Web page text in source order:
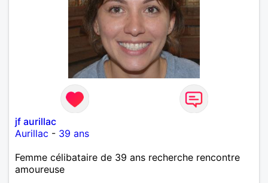
jf aurillac
Aurillac - 39 ans
Femme célibataire de 39 ans recherche rencontre
amoureuse